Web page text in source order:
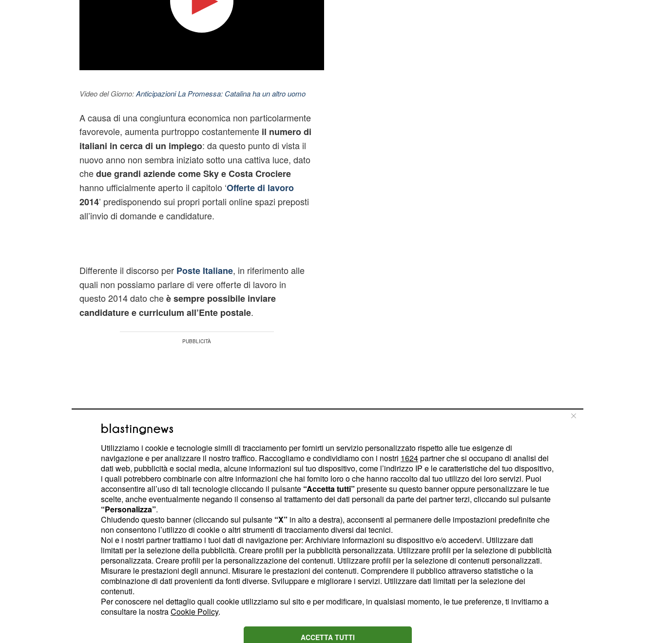
Video del Giorno:Anticipazioni La Promessa: Catalina ha un altro uomo
A causa di una congiuntura economica non particolarmente
favorevole, aumenta purtroppo costantemente il numero di
italiani in cerca di un impiego: da questo punto di vista il
nuovo anno non sembra iniziato sotto una cattiva luce, dato
chedue grandi aziende come Sky e Costa Crociere
hanno ufficialmente aperto il capitolo ‘Offerte di lavoro
2014’ predisponendo sui propri portali online spazi preposti
all’invio di domande e candidature.
Differente il discorso per Poste Italiane, in riferimento alle
quali non possiamo parlare di vere offerte di lavoro in
questo 2014 dato cheè sempre possibile inviare
candidature e curriculum all’Ente postale.
Entriamo adesso nel dettaglio delle tre importanti possibilità
lavorative messe a disposizione in questo 2014 agli individui
in cerca di un impiego.
Offerte di lavoro 2014: assunzioni Costa
Crociere
Costa Crociere ha dato il là alla campagna di assunzioni per
Utilizziamo i cookie e tecnologie simili di tracciamento per fornirti un servizio personalizzato rispetto alle tue esigenze di
navigazione e per analizzare il nostro traffico. Raccogliamo e condividiamo con i nostri 1624partner che si occupano di analisi dei
dati web, pubblicità e social media, alcune informazioni sul tuo dispositivo, come l’indirizzo IP e le caratteristiche del tuo dispositivo,
i quali potrebbero combinarle con altre informazioni che hai fornito loro o che hanno raccolto dal tuo utilizzo dei loro servizi. Puoi
acconsentire all’uso di tali tecnologie cliccando il pulsante “Accetta tutti” presente su questo banner oppure personalizzare le tue
scelte, anche eventualmente negando il consenso al trattamento dei dati personali da parte dei partner terzi, cliccando sul pulsante
“Personalizza”.
Chiudendo questo banner (cliccando sul pulsante “X” in alto a destra), acconsenti al permanere delle impostazioni predefinite che
non consentono l’utilizzo di cookie o altri strumenti di tracciamento diversi dai tecnici.
Noi e i nostri partner trattiamo i tuoi dati di navigazione per: Archiviare informazioni su dispositivo e/o accedervi. Utilizzare dati
limitati per la selezione della pubblicità. Creare profili per la pubblicità personalizzata. Utilizzare profili per la selezione di pubblicità
personalizzata. Creare profili per la personalizzazione dei contenuti. Utilizzare profili per la selezione di contenuti personalizzati.
Misurare le prestazioni degli annunci. Misurare le prestazioni dei contenuti. Comprendere il pubblico attraverso statistiche o la
combinazione di dati provenienti da fonti diverse. Sviluppare e migliorare i servizi. Utilizzare dati limitati per la selezione dei
contenuti.
Per conoscere nel dettaglio quali cookie utilizziamo sul sito e per modificare, in qualsiasi momento, le tue preferenze, ti invitiamo a
consultare la nostraCookie Policy.
ACCETTA TUTTI